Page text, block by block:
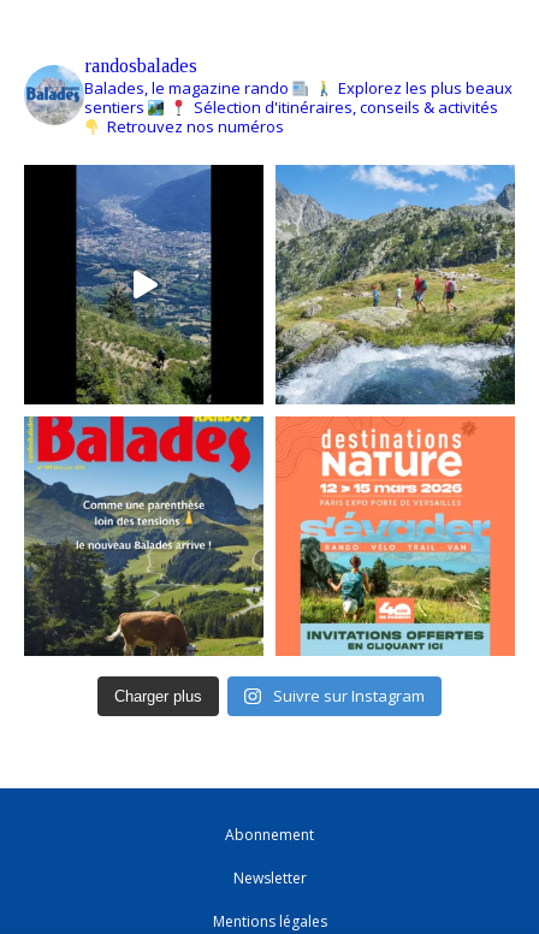
randosbalades
Balades, le magazine rando
Explorez les plus beaux
sentiers
Sélection d'itinéraires, conseils & activités
Retrouvez nos numéros
Charger plus Suivre sur Instagram
Abonnement
Newsletter
Mentions légales